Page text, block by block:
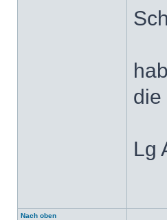
die
Lg
Nach oben